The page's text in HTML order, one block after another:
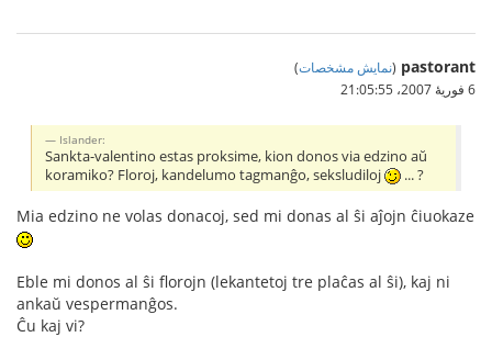
pastorant
(نمایش مشخصات)
6 فوریهٔ 2007،‏ 21:05:55
Islander:
Sankta-valentino estas proksime, kion donos via edzino aŭ
koramiko? Floroj, kandelumo tagmanĝo, seksludiloj
... ?
Mia edzino ne volas donacoj, sed mi donas al ŝi aĵojn ĉiuokaze
Eble mi donos al ŝi florojn (lekantetoj tre plaĉas al ŝi), kaj ni
ankaŭ vespermanĝos.
Ĉu kaj vi?